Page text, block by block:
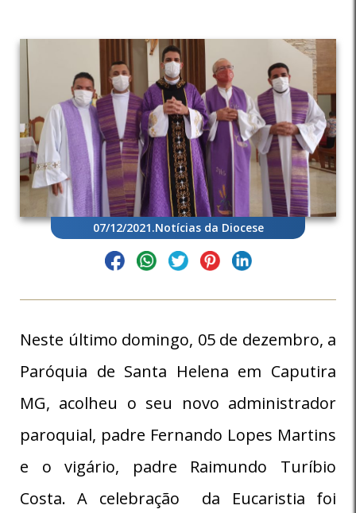
07/12/2021.Notícias da Diocese
Neste último domingo, 05 de dezembro, a
Paróquia de Santa Helena em Caputira
MG, acolheu o seu novo administrador
paroquial, padre Fernando Lopes Martins
e o vigário, padre Raimundo Turíbio
Costa. A celebração da Eucaristia foi